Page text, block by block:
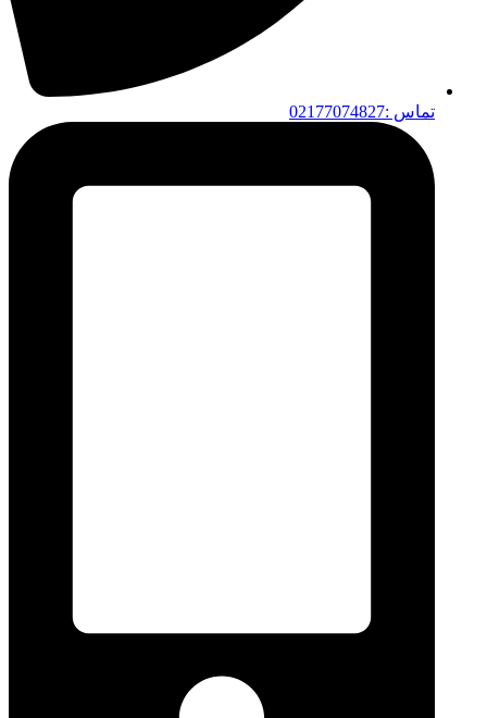
تماس :02177074827